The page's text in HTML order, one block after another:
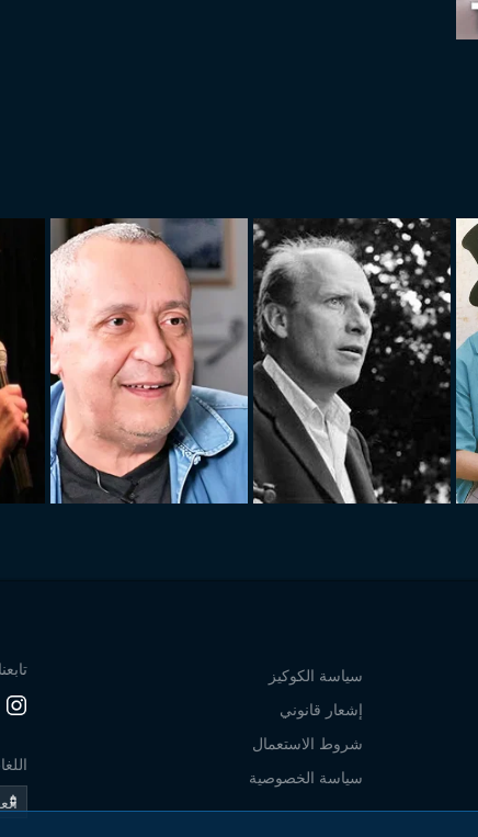
سياسة الكوكيز
إشعار قانوني
شروط الاستعمال
سياسة الخصوصية